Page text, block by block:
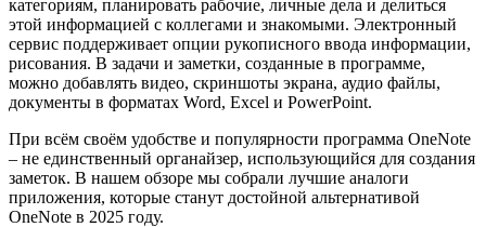
категориям, планировать рабочие, личные дела и делиться
этой информацией с коллегами и знакомыми. Электронный
сервис поддерживает опции рукописного ввода информации,
рисования. В задачи и заметки, созданные в программе,
можно добавлять видео, скриншоты экрана, аудио файлы,
документы в форматах Word, Excel и PowerPoint.
При всём своём удобстве и популярности программа OneNote
– не единственный органайзер, использующийся для создания
заметок. В нашем обзоре мы собрали лучшие аналоги
приложения, которые станут достойной альтернативой
OneNote в 2025 году.